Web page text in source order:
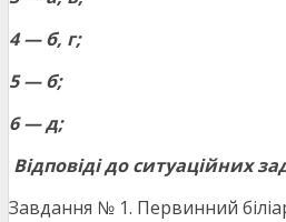
4 — б, г;
5 — б;
6 — д;
Відповіді до ситуаційних
Завдання № 1. Первинний